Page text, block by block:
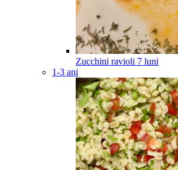
Zucchini ravioli 7 luni
1-3 ani